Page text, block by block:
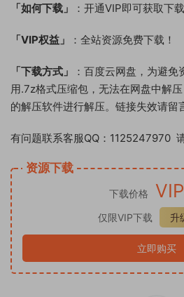
「如何下载」 ：开通VIP即可获取下
「VIP权益」 ：全站资源免费下载！
「下载方式」
：百度云网盘，为避
用.7z格式压缩包，无法在网盘中解
的解压软件进行解压。链接失效请留
有问题联系客服QQ：1125247970
资源下载
下载价格 VIP
仅限VIP下载
升
立即购买